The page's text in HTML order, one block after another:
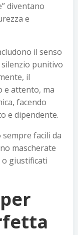
diventano
e
il senso
silenzio punitivo
il
e attento, ma
facendo
e dipendente.
facili da
mascherate
giustificati